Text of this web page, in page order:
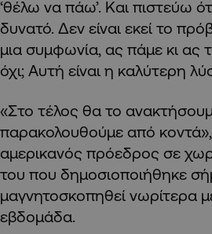
‘θέλω να πάω’. Και πιστεύω
δυνατό. Δεν είναι εκεί το
μια συμφωνία, ας πάμε κι ας
όχι; Αυτή είναι η καλύτερη
«Στο τέλος θα το
παρακολουθούμε από
αμερικανός πρόεδρος σε
του που δημοσιοποιήθηκε
μαγνητοσκοπηθεί νωρίτερα
εβδομάδα.